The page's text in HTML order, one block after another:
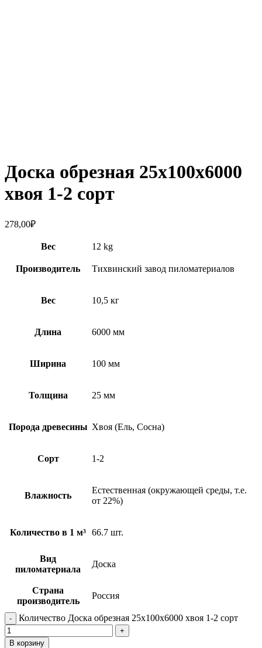
Доска обрезная 25х100х6000
хвоя 1-2 сорт
278,00₽
Вес 12 kg
Производитель Тихвинский завод пиломатериалов
Вес 10,5 кг
Длина 6000 мм
Ширина 100 мм
Толщина 25 мм
Порода древесины Хвоя (Ель, Сосна)
Сорт 1-2
Влажность
Естественная (окружающей среды, т.е.
от 22%)
Количество в 1 м³ 66.7 шт.
Вид
пиломатериала
Доска
Страна
производитель
Россия
Количество Доска обрезная 25х100х6000 хвоя 1-2 сорт
В корзину